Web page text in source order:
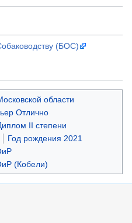
(БОС)
области
Отлично
II степени
Год рождения 2021
(Кобели)